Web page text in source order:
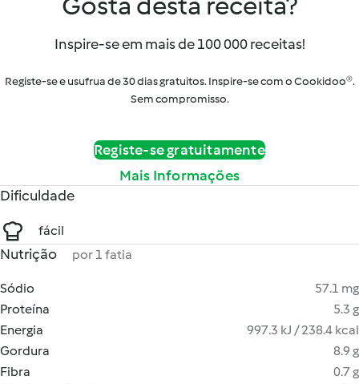
Inspire-se em mais de 100 000 receitas!
Registe-se e usufrua de 30 dias gratuitos. Inspire-se com o Cookidoo®.
Sem compromisso.
Registe-se gratuitamente
Mais Informações
Dificuldade
fácil
Nutrição por 1 fatia
Sódio
57.1 mg
Proteína
5.3 g
Energia
997.3 kJ / 238.4 kcal
Gordura
8.9 g
Fibra
0.7 g